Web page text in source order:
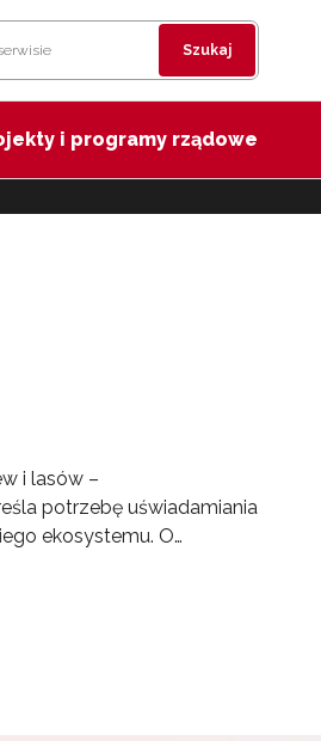
Szukaj
i programy rządowe
i lasów –
potrzebę uświadamiania
ekosystemu. O…